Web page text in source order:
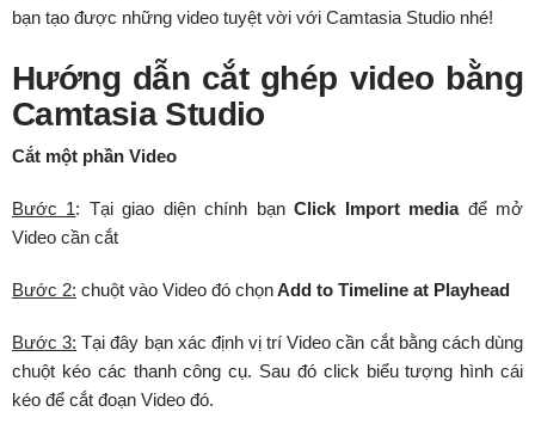
bạn tạo được những video tuyệt vời với Camtasia Studio nhé!
Hướng dẫn cắt ghép video bằng
Camtasia Studio
Cắt một phần Video
Bước 1: Tại giao diện chính bạnClick Import mediađể mở
Video cần cắt
Bước 2: chuột vào Video đó chọnAdd to Timeline at Playhead
Bước 3: Tại đây bạn xác định vị trí Video cần cắt bằng cách dùng
chuột kéo các thanh công cụ. Sau đó click biểu tượng hình cái
kéo để cắt đoạn Video đó.